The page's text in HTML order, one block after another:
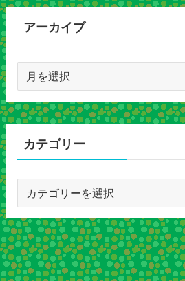
アーカイブ
カ
イ
カテゴリー
ゴ
リ
ー